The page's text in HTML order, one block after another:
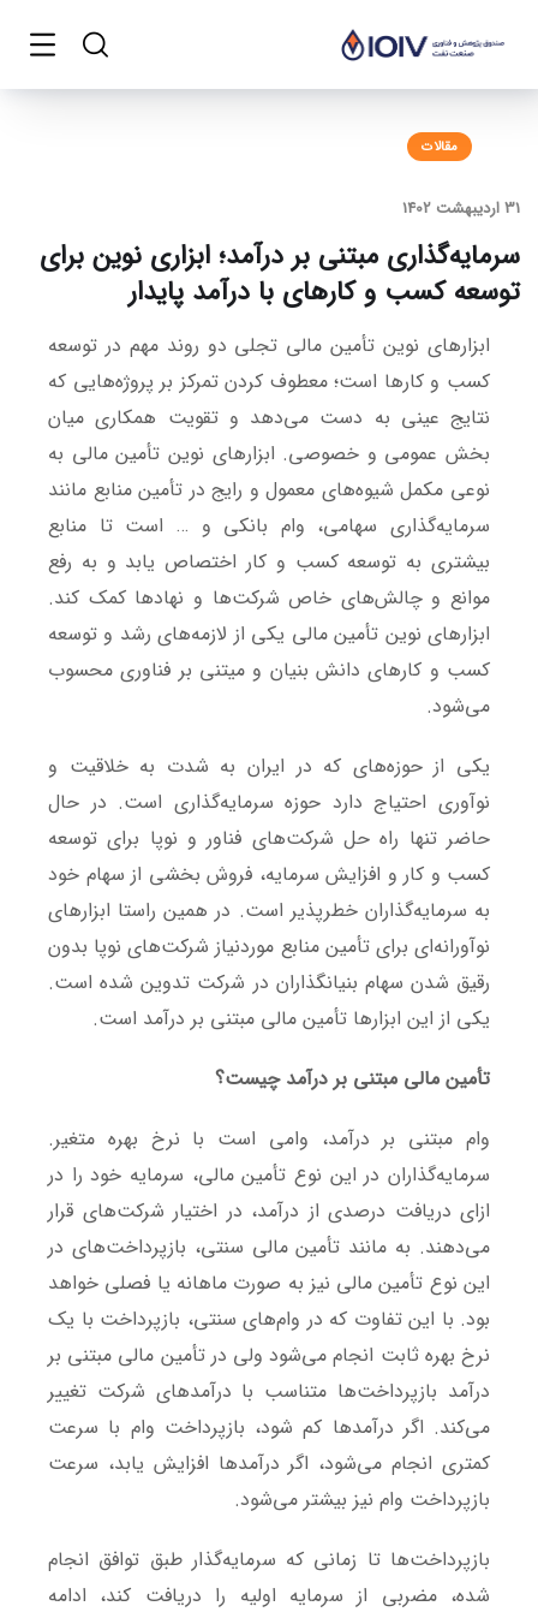
مقالات
31 اردیبهشت 1402
سرمایه‌گذاری مبتنی بر درآمد؛ ابزاری نوین برای
توسعه کسب و کارهای با درآمد پایدار
ابزارهای نوین تأمین مالی تجلی دو روند مهم در توسعه
کسب و کارها است؛ معطوف کردن تمرکز بر پروژه‌هایی که
نتایج عینی به دست می‌دهد و تقویت همکاری میان
بخش عمومی و خصوصی. ابزارهای نوین تأمین مالی به
نوعی مکمل شیوه‌های معمول و رایج در تأمین منابع مانند
سرمایه‌گذاری سهامی، وام بانکی و … است تا منابع
بیشتری به توسعه کسب و کار اختصاص یابد و به رفع
موانع و چالش‌های خاص شرکت‌ها و نهادها کمک کند.
ابزارهای نوین تأمین مالی یکی از لازمه‌های رشد و توسعه
کسب و کارهای دانش بنیان و میتنی بر فناوری محسوب
می‌شود.
یکی از حوزه‌های که در ایران به شدت به خلاقیت و
نوآوری احتیاج دارد حوزه سرمایه‌گذاری است. در حال
حاضر تنها راه حل شرکت‌های فناور و نوپا برای توسعه
کسب و کار و افزایش سرمایه، فروش بخشی از سهام خود
به سرمایه‌گذاران خطرپذیر است. در همین راستا ابزارهای
نوآورانه‌ای برای تأمین منابع موردنیاز شرکت‌های نوپا بدون
رقیق شدن سهام بنیانگذاران در شرکت تدوین شده است.
یکی از این ابزارها تأمین مالی مبتنی بر درآمد است.
تأمین مالی مبتنی بر درآمد چیست؟
وام مبتنی بر درآمد، وامی است با نرخ بهره متغیر.
سرمایه‌گذاران در این نوع تأمین مالی، سرمایه خود را در
ازای دریافت درصدی از درآمد، در اختیار شرکت‌های قرار
می‌دهند. به مانند تأمین مالی سنتی، بازپرداخت‌های در
این نوع تأمین مالی نیز به صورت ماهانه یا فصلی خواهد
بود. با این تفاوت که در وام‌های سنتی، بازپرداخت با یک
نرخ بهره ثابت انجام می‌شود ولی در تأمین مالی مبتنی بر
درآمد بازپرداخت‌ها متناسب با درآمدهای شرکت تغییر
می‌کند. اگر درآمدها کم شود، بازپرداخت وام با سرعت
کمتری انجام می‌شود، اگر درآمدها افزایش یابد، سرعت
بازپرداخت وام نیز بیشتر می‌شود.
بازپرداخت‌ها تا زمانی که سرمایه‌گذار طبق توافق انجام
شده، مضربی از سرمایه اولیه را دریافت کند، ادامه